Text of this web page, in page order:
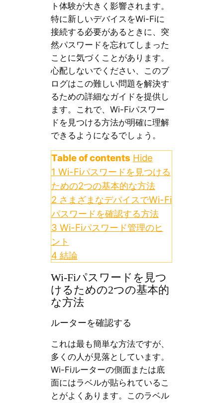
ト体験が大きく影響されます。
特に新しいデバイスをWi-Fiに
接続する必要があるときに、突
然パスワードを忘れてしまった
ことに気づくことがあります。
心配しないでください、このブ
ログはこの難しい問題を解決す
るための詳細なガイドを提供し
ます。これで、Wi-Fiパスワー
ドを見つける方法が明確に理解
できるようになるでしょう。
Table of contents Hide
1 Wi-Fiパスワードを見つける
ための2つの基本的な方法
2 さまざまなデバイスでWi-Fi
パスワードを確認する方法
3 Wi-Fiパスワード管理のヒ
ント
4 結論
Wi-Fiパスワードを見つ
けるための2つの基本的
な方法
ルーターを確認する
これは最も簡単な方法ですが、
多くの人が見落としています。
Wi-Fiルーターの側面または底
面にはラベルが貼られているこ
とがよくあります。このラベル